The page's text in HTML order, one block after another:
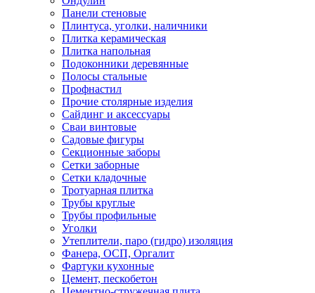
Панели стеновые
Плинтуса, уголки, наличники
Плитка керамическая
Плитка напольная
Подоконники деревянные
Полосы стальные
Профнастил
Прочие столярные изделия
Сайдинг и аксессуары
Сваи винтовые
Садовые фигуры
Секционные заборы
Сетки заборные
Сетки кладочные
Тротуарная плитка
Трубы круглые
Трубы профильные
Уголки
Утеплители, паро (гидро) изоляция
Фанера, ОСП, Оргалит
Фартуки кухонные
Цемент, пескобетон